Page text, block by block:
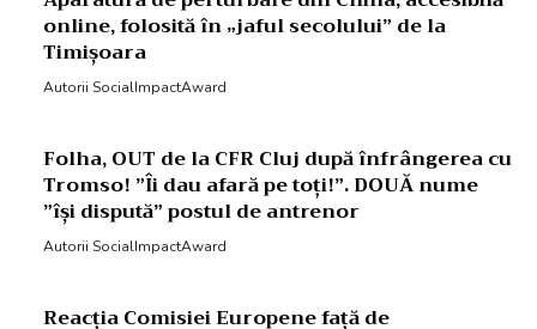
online, folosită în „jaful secolului” de la
Timișoara
Autorii SocialImpactAward
Folha, OUT de la CFR Cluj după înfrângerea cu
Tromso! ”Îi dau afară pe toți!”. DOUĂ nume
”își dispută” postul de antrenor
Autorii SocialImpactAward
Reacția Comisiei Europene față de